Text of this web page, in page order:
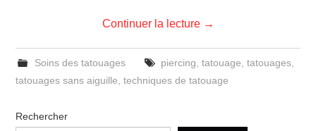
Continuer la lecture →
Soins des tatouages piercing tatouage tatouages,
tatouages sans aiguille ,techniques de tatouage
Rechercher